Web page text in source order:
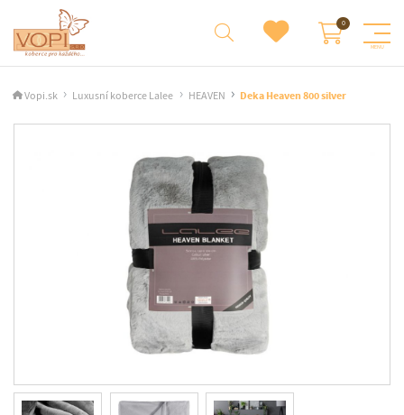
Vopi.sk Luxusní koberce Lalee HEAVEN Deka Heaven 800 silver